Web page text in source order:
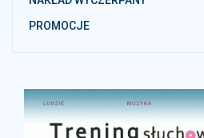
PROMOCJE